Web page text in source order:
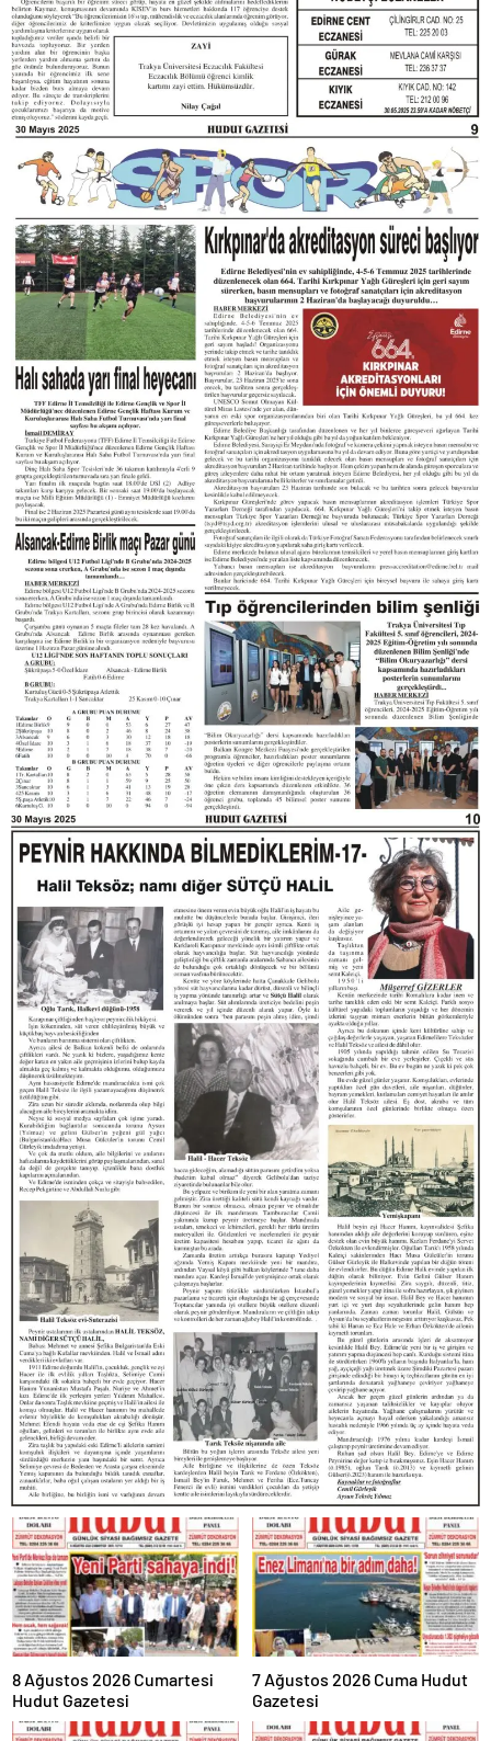
8 Ağustos 2026 Cumartesi
Hudut Gazetesi
7 Ağustos 2026 Cuma Hudut
Gazetesi